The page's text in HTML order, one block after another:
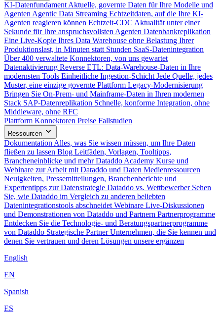
KI-Datenfundament Aktuelle, governte Daten für Ihre Modelle und
Agenten Agentic Data Streaming Echtzeitdaten, auf die Ihre KI-
Agenten reagieren können Echtzeit-CDC Aktualität unter einer
Sekunde für Ihre anspruchsvollsten Agenten Datenbankreplikation
Eine Live-Kopie Ihres Data Warehouse ohne Belastung Ihrer
Produktionslast, in Minuten statt Stunden SaaS-Datenintegration
Über 400 verwaltete Konnektoren, von uns gewartet
Datenaktivierung Reverse ETL: Data-Warehouse-Daten in Ihre
modernsten Tools Einheitliche Ingestion-Schicht Jede Quelle, jedes
Muster, eine einzige governte Plattform Legacy-Modernisierung
Bringen Sie On-Prem- und Mainframe-Daten in Ihren modernen
Stack SAP-Datenreplikation Schnelle, konforme Integration, ohne
Middleware, ohne RFC
Plattform Konnektoren Preise Fallstudien
Ressourcen
Dokumentation Alles, was Sie wissen müssen, um Ihre Daten
fließen zu lassen Blog Leitfäden, Vorlagen, Tooltipps,
Brancheneinblicke und mehr Dataddo Academy Kurse und
Webinare zur Arbeit mit Dataddo und Daten Medienressourcen
Neuigkeiten, Pressemitteilungen, Branchenberichte und
Expertentipps zur Datenstrategie Dataddo vs. Wettbewerber Sehen
Sie, wie Dataddo im Vergleich zu anderen beliebten
Datenintegrationstools abschneidet Webinare Live-Diskussionen
und Demonstrationen von Dataddo und Partnern Partnerprogramme
Entdecken Sie die Technologie- und Beratungspartnerprogramme
von Dataddo Strategische Partner Unternehmen, die Sie kennen und
denen Sie vertrauen und deren Lösungen unsere ergänzen
English
EN
Spanish
ES